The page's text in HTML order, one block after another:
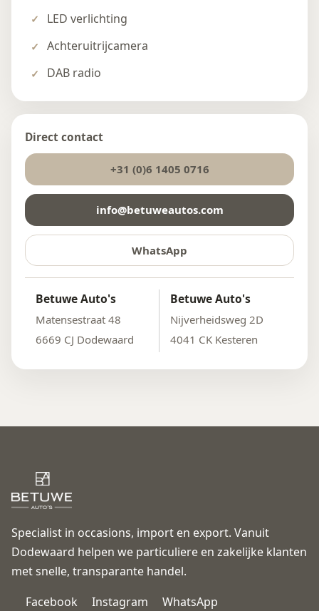
LED verlichting
Achteruitrijcamera
DAB radio
Direct contact
+31 (0)6 1405 0716
info@betuweautos.com
WhatsApp
Betuwe Auto's
Matensestraat 48
6669 CJ Dodewaard
Betuwe Auto's
Nijverheidsweg 2D
4041 CK Kesteren
Specialist in occasions, import en export. Vanuit
Dodewaard helpen we particuliere en zakelijke klanten
met snelle, transparante handel.
Facebook
Instagram WhatsApp